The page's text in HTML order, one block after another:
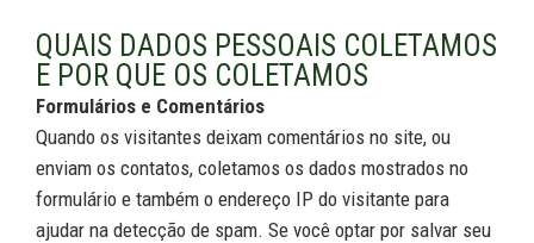
QUAIS DADOS PESSOAIS COLETAMOS
E POR QUE OS COLETAMOS
Formulários e Comentários
Quando os visitantes deixam comentários no site, ou
enviam os contatos, coletamos os dados mostrados no
formulário e também o endereço IP do visitante para
ajudar na detecção de spam. Se você optar por salvar seu